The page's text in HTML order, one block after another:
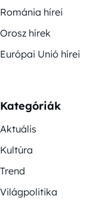
Románia hírei
Orosz hírek
Európai Unió hírei
Kategóriák
Aktuális
Kultúra
Trend
Világpolitika